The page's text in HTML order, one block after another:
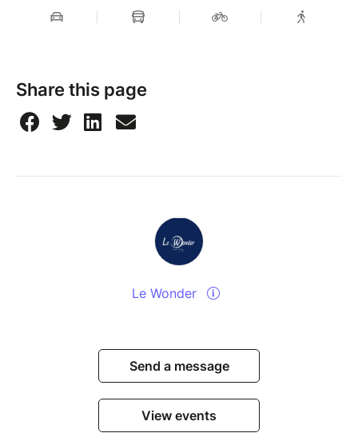
Share this page
Le Wonder
Send a message
View events